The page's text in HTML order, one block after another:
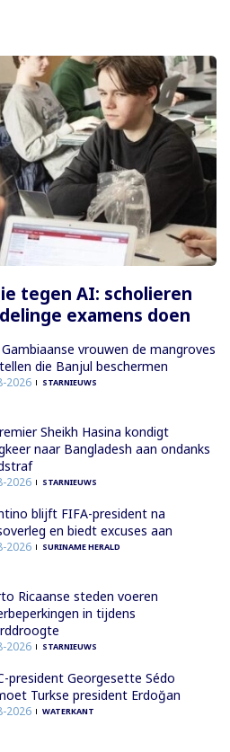
tegen AI: scholieren
examens doen
vrouwen de mangroves
die Banjul beschermen
2026 STARNIEUWS
Sheikh Hasina kondigt
naar Bangladesh aan ondanks
2026 STARNIEUWS
blijft FIFA-president na
en biedt excuses aan
2026 SURINAME HERALD
Ricaanse steden voeren
in tijdens
2026 STARNIEUWS
president Georgesette Sédo
Turkse president Erdoğan
2026 WATERKANT